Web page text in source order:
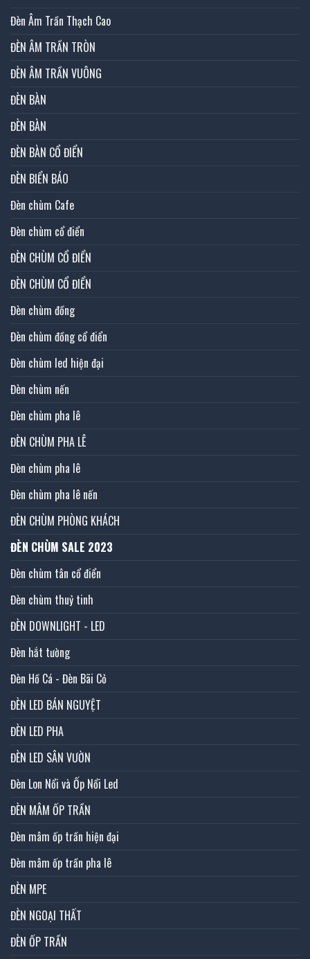
Đèn Âm Trần Thạch Cao
ĐÈN ÂM TRẦN TRÒN
ĐÈN ÂM TRẦN VUÔNG
ĐÈN BÀN
ĐÈN BÀN
ĐÈN BÀN CỔ ĐIỂN
ĐÈN BIỂN BÁO
Đèn chùm Cafe
Đèn chùm cổ điển
ĐÈN CHÙM CỔ ĐIỂN
ĐÈN CHÙM CỔ ĐIỂN
Đèn chùm đồng
Đèn chùm đồng cổ điển
Đèn chùm led hiện đại
Đèn chùm nến
Đèn chùm pha lê
ĐÈN CHÙM PHA LÊ
Đèn chùm pha lê
Đèn chùm pha lê nến
ĐÈN CHÙM PHÒNG KHÁCH
ĐÈN CHÙM SALE 2023
Đèn chùm tân cổ điển
Đèn chùm thuỷ tinh
ĐÈN DOWNLIGHT - LED
Đèn hắt tường
Đèn Hồ Cá - Đèn Bãi Cỏ
ĐÈN LED BÁN NGUYỆT
ĐÈN LED PHA
ĐÈN LED SÂN VƯỜN
Đèn Lon Nổi và Ốp Nổi Led
ĐÈN MÂM ỐP TRẦN
Đèn mâm ốp trần hiện đại
Đèn mâm ốp trần pha lê
ĐÈN MPE
ĐÈN NGOẠI THẤT
ĐÈN ỐP TRẦN